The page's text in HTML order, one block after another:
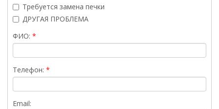
Требуется замена печки
ДРУГАЯ ПРОБЛЕМА
ФИО:
Телефон:
Email: